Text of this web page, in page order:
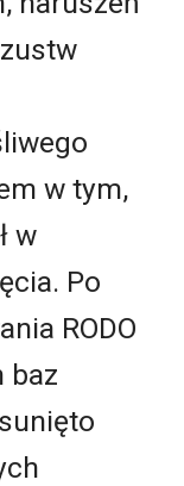
w tym,
w
Po
RODO
baz